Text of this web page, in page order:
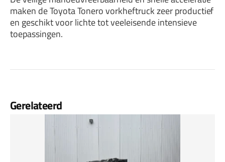
maken de Toyota Tonero vorkheftruck zeer productief
en geschikt voor lichte tot veeleisende intensieve
toepassingen.
Gerelateerd